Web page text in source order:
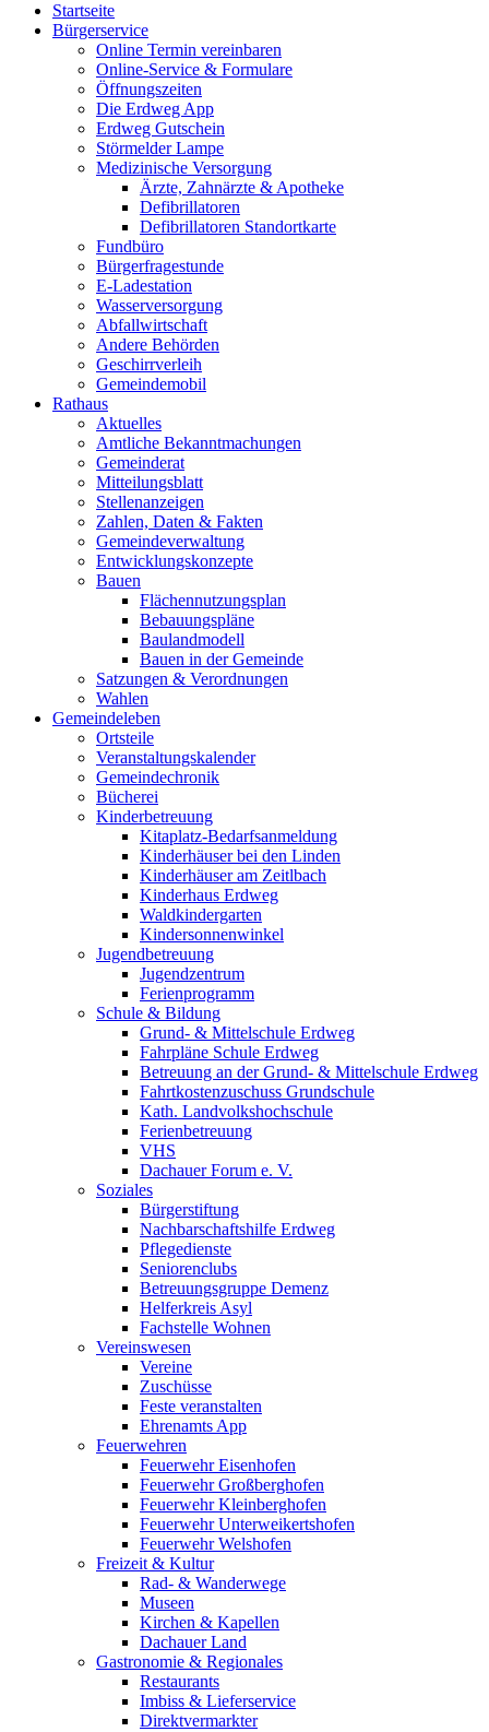
Startseite
Bürgerservice
Online Termin vereinbaren
Online-Service & Formulare
Öffnungszeiten
Die Erdweg App
Erdweg Gutschein
Störmelder Lampe
Medizinische Versorgung
Ärzte, Zahnärzte & Apotheke
Defibrillatoren
Defibrillatoren Standortkarte
Fundbüro
Bürgerfragestunde
E-Ladestation
Wasserversorgung
Abfallwirtschaft
Andere Behörden
Geschirrverleih
Gemeindemobil
Rathaus
Aktuelles
Amtliche Bekanntmachungen
Gemeinderat
Mitteilungsblatt
Stellenanzeigen
Zahlen, Daten & Fakten
Gemeindeverwaltung
Entwicklungskonzepte
Bauen
Flächennutzungsplan
Bebauungspläne
Baulandmodell
Bauen in der Gemeinde
Satzungen & Verordnungen
Wahlen
Gemeindeleben
Ortsteile
Veranstaltungskalender
Gemeindechronik
Bücherei
Kinderbetreuung
Kitaplatz-Bedarfsanmeldung
Kinderhäuser bei den Linden
Kinderhäuser am Zeitlbach
Kinderhaus Erdweg
Waldkindergarten
Kindersonnenwinkel
Jugendbetreuung
Jugendzentrum
Ferienprogramm
Schule & Bildung
Grund- & Mittelschule Erdweg
Fahrpläne Schule Erdweg
Betreuung an der Grund- & Mittelschule Erdweg
Fahrtkostenzuschuss Grundschule
Kath. Landvolkshochschule
Ferienbetreuung
VHS
Dachauer Forum e. V.
Soziales
Bürgerstiftung
Nachbarschaftshilfe Erdweg
Pflegedienste
Seniorenclubs
Betreuungsgruppe Demenz
Helferkreis Asyl
Fachstelle Wohnen
Vereinswesen
Vereine
Zuschüsse
Feste veranstalten
Ehrenamts App
Feuerwehren
Feuerwehr Eisenhofen
Feuerwehr Großberghofen
Feuerwehr Kleinberghofen
Feuerwehr Unterweikertshofen
Feuerwehr Welshofen
Freizeit & Kultur
Rad- & Wanderwege
Museen
Kirchen & Kapellen
Dachauer Land
Gastronomie & Regionales
Restaurants
Imbiss & Lieferservice
Direktvermarkter